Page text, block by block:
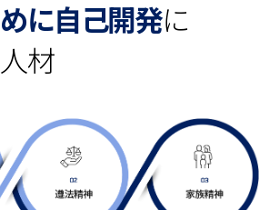
に自己開発に
材